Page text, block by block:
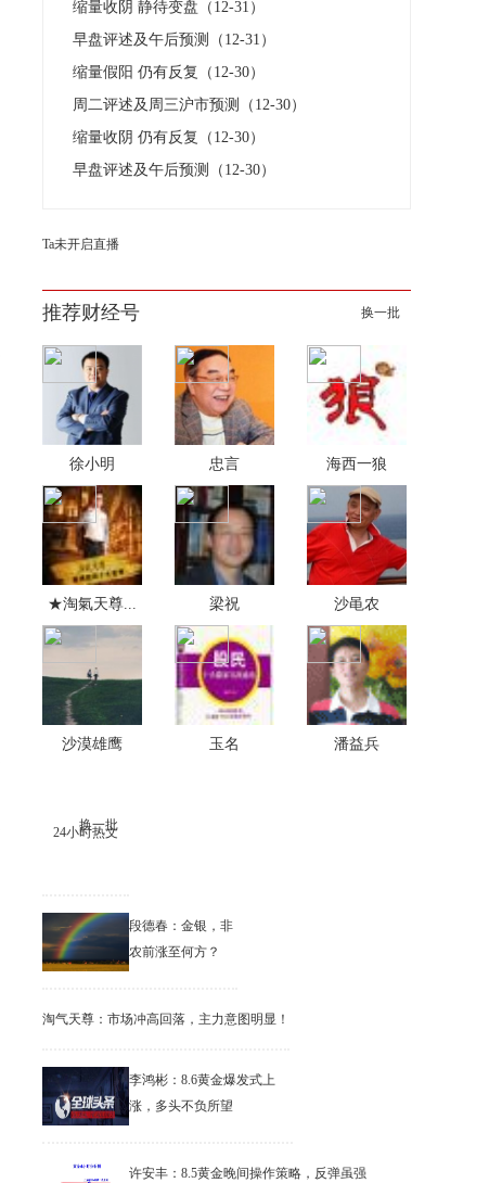
缩量收阴 静待变盘（12-31）
早盘评述及午后预测（12-31）
缩量假阳 仍有反复（12-30）
周二评述及周三沪市预测（12-30）
缩量收阴 仍有反复（12-30）
早盘评述及午后预测（12-30）
Ta未开启直播
推荐财经号 换一批
徐小明 忠言 海西一狼
★淘氣天尊... 梁祝 沙黾农
沙漠雄鹰 玉名 潘益兵
24小时热文
换一批
段德春：金银，非
农前涨至何方？
淘气天尊：市场冲高回落，主力意图明显！
李鸿彬：8.6黄金爆发式上
涨，多头不负所望
许安丰：8.5黄金晚间操作策略，反弹虽强